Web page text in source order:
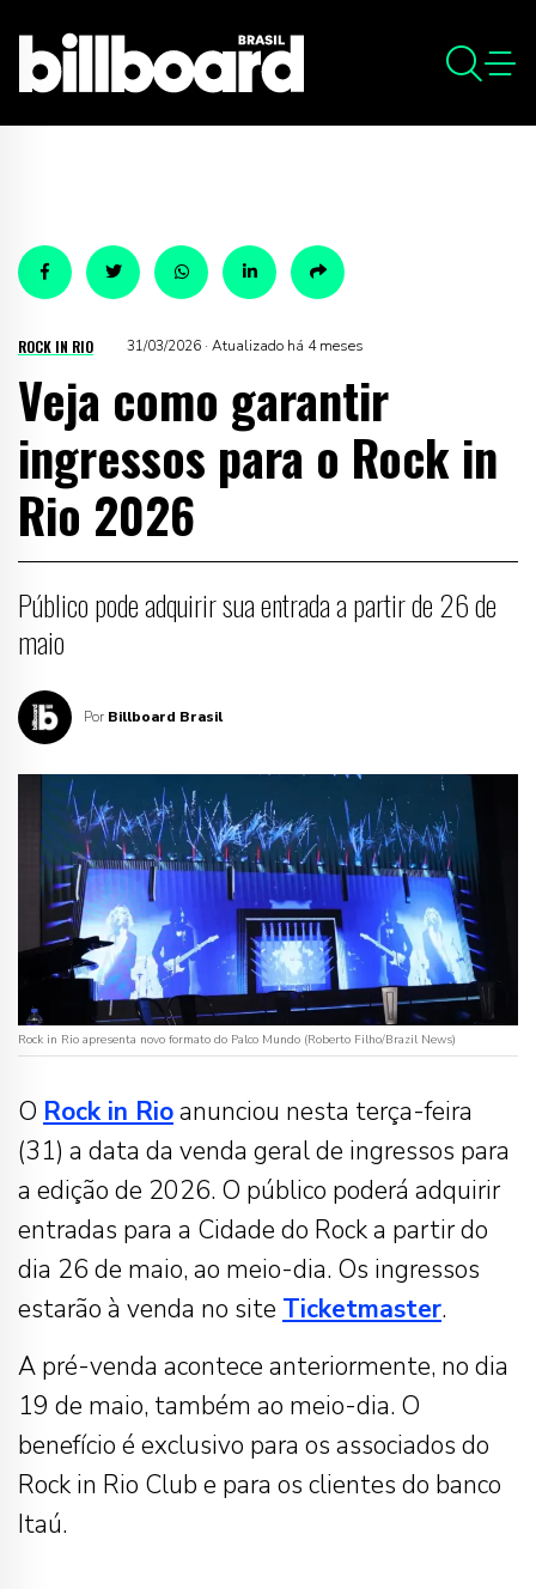
ROCK IN RIO 31/03/2026 · Atualizado há 4 meses
Veja como garantir
ingressos para o Rock in
Rio 2026
Público pode adquirir sua entrada a partir de 26 de
maio
Por Billboard Brasil
Rock in Rio apresenta novo formato do Palco Mundo (Roberto Filho/Brazil News)
O Rock in Rioanunciou nesta terça-feira
(31) a data da venda geral de ingressos para
a edição de 2026. O público poderá adquirir
entradas para a Cidade do Rock a partir do
dia 26 de maio, ao meio-dia. Os ingressos
estarão à venda no site Ticketmaster.
A pré-venda acontece anteriormente, no dia
19 de maio, também ao meio-dia. O
benefício é exclusivo para os associados do
Rock in Rio Club e para os clientes do banco
Itaú.